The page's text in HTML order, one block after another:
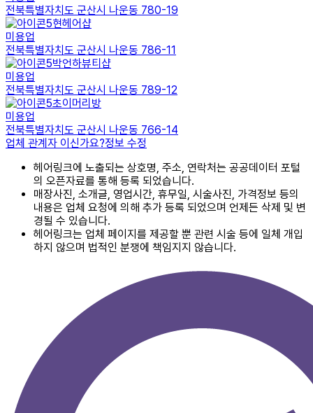
전북특별자치도 군산시 나운동 780-19
현헤어샵
미용업
전북특별자치도 군산시 나운동 786-11
박언하뷰티샵
미용업
전북특별자치도 군산시 나운동 789-12
초이머리방
미용업
전북특별자치도 군산시 나운동 766-14
업체 관계자 이신가요?정보 수정
헤어링크에 노출되는 상호명, 주소, 연락처는 공공데이터 포털
의 오픈자료를 통해 등록 되었습니다.
매장사진, 소개글, 영업시간, 휴무일, 시술사진, 가격정보 등의
내용은 업체 요청에 의해 추가 등록 되었으며 언제든 삭제 및 변
경될 수 있습니다.
헤어링크는 업체 페이지를 제공할 뿐 관련 시술 등에 일체 개입
하지 않으며 법적인 분쟁에 책임지지 않습니다.